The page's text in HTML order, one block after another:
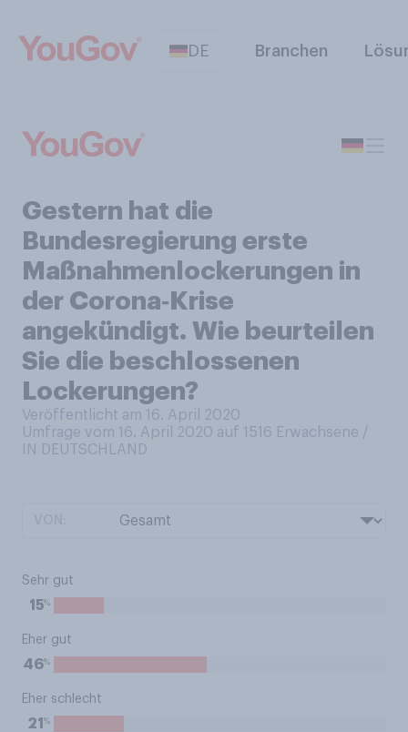
DE Branchen
Gestern hat die
Bundesregierung erste
Maßnahmenlockerungen in
der Corona‑Krise
angekündigt. Wie beurteilen
Sie die beschlossenen
Lockerungen?
Veröffentlicht am 16. April 2020
Umfrage vom 16. April 2020 auf 1516 Erwachsene /
IN DEUTSCHLAND
Sehr gut
15%
Eher gut
46%
Eher schlecht
21 %